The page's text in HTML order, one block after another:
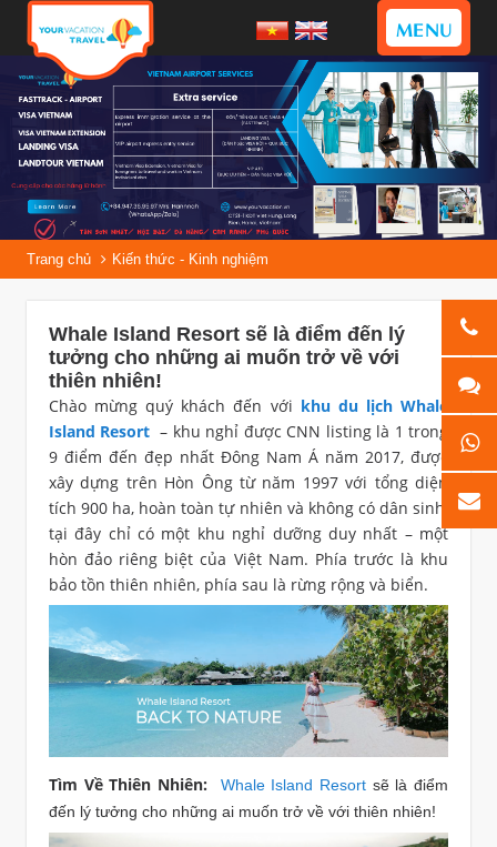
MENU
Trang chủ Kiến thức - Kinh nghiệm
Whale Island Resort sẽ là điểm đến lý
tưởng cho những ai muốn trở về với
thiên nhiên!
Chào mừng quý khách đến với khu du lịch Whale
Island Resort – khu nghỉ được CNN listing là 1 trong
9 điểm đến đẹp nhất Đông Nam Á năm 2017, được
xây dựng trên Hòn Ông từ năm 1997 với tổng diện
tích 900 ha, hoàn toàn tự nhiên và không có dân sinh,
tại đây chỉ có một khu nghỉ dưỡng duy nhất – một
hòn đảo riêng biệt của Việt Nam. Phía trước là khu
bảo tồn thiên nhiên, phía sau là rừng rộng và biển.
Tìm Về Thiên Nhiên: Whale Island Resortsẽ là điểm
đến lý tưởng cho những ai muốn trở về với thiên nhiên!